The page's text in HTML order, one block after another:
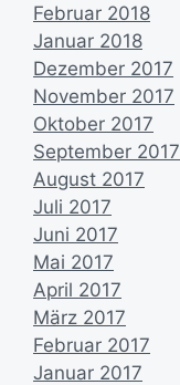
Februar 2018
Januar 2018
Dezember 2017
November 2017
Oktober 2017
September 2017
August 2017
Juli 2017
Juni 2017
Mai 2017
April 2017
März 2017
Februar 2017
Januar 2017